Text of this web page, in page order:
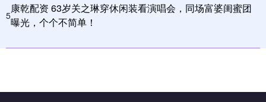
5
康乾配资 63岁关之琳穿休闲装看演唱会，同场富婆闺蜜团
曝光，个个不简单！